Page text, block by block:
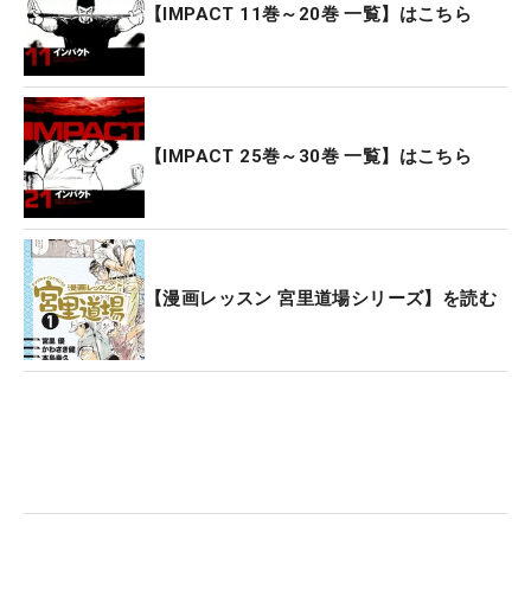
【IMPACT 11巻～20巻 一覧】はこちら
【IMPACT 25巻～30巻 一覧】はこちら
【漫画レッスン 宮里道場シリーズ】を読む